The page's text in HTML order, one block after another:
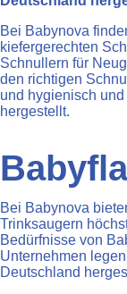
Bei Babynova
kiefergerechten
Schnullern für
den richtigen
und hygienisch
hergestellt.
Bei Babynova
Trinksaugern
Bedürfnisse von
Unternehmen
Deutschland